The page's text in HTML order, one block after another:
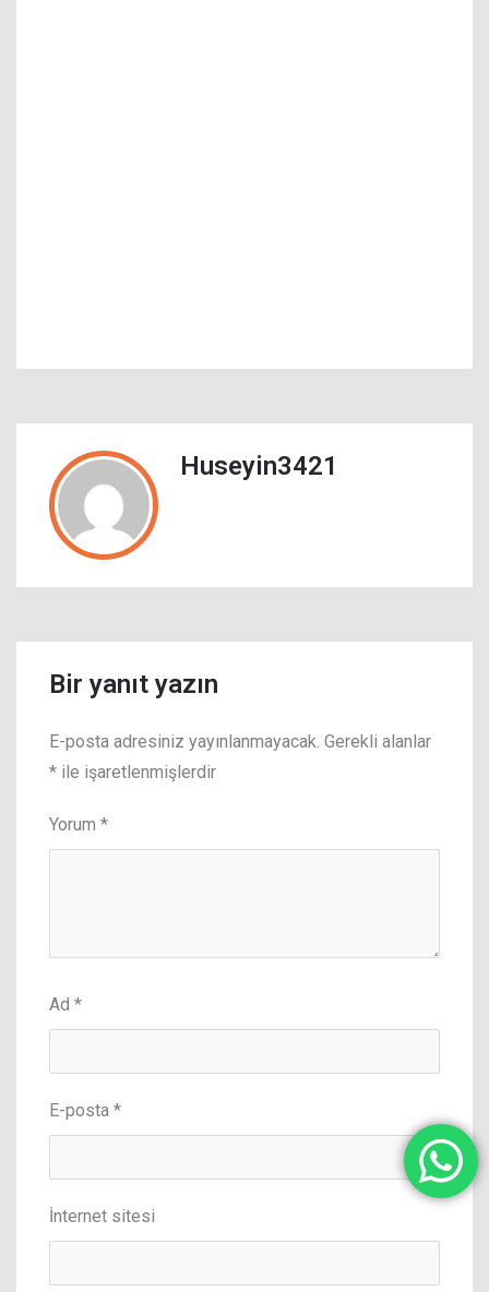
Huseyin3421
Bir yanıt yazın
E-posta adresiniz yayınlanmayacak. Gerekli alanlar
* ile işaretlenmişlerdir
Yorum *
Ad *
E-posta *
İnternet sitesi